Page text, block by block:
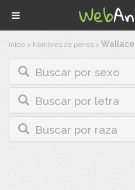
Inicio > Nombres de perros > Wallace
Buscar por sexo
Buscar por letra
Buscar por raza